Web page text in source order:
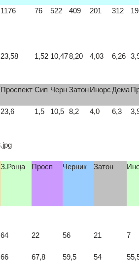
1176 76 522 409 201 312
23,58 1,52 10,478,20 4,03 6,26
Проспект Сип Черн ЗатонИнорсДема
23,6 1,5 10,5 8,2 4,0 6,3
З.Роща Просп Черник Затон
64 22 56 21 7
66 67,8 59,5 54